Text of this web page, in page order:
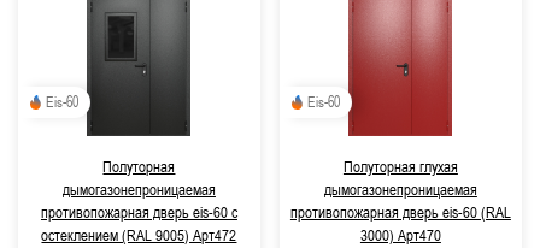
Eis-60
Полуторная
дымогазонепроницаемая
противопожарная дверь eis-60 с
остеклением (RAL 9005) Арт472
Eis-60
Полуторная глухая
дымогазонепроницаемая
противопожарная дверь eis-60 (RAL
3000) Арт470